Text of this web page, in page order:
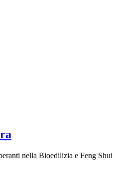
nella Bioedilizia e Feng Shui